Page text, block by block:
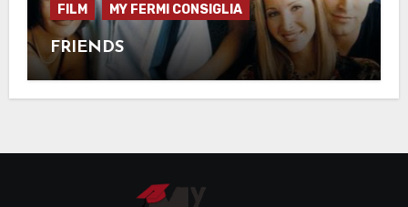
FILM MY FERMI CONSIGLIA
FRIENDS